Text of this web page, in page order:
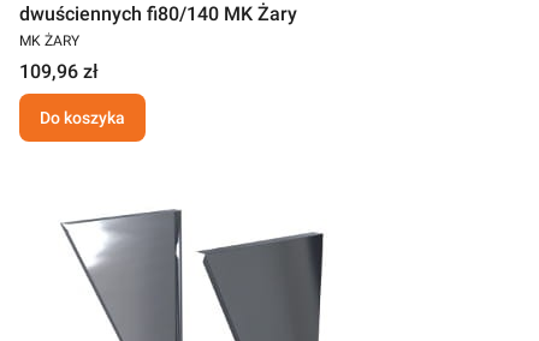
dwuściennych fi80/140 MK Żary
MK ŻARY
109,96 zł
Do koszyka